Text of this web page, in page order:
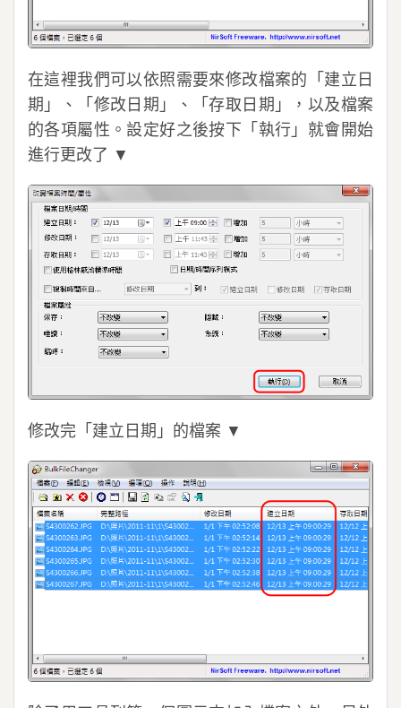
在這裡我們可以依照需要來修改檔案的「建立日
期」、「修改日期」、「存取日期」，以及檔案
的各項屬性。設定好之後按下「執行」就會開始
進行更改了 ▼
修改完「建立日期」的檔案 ▼